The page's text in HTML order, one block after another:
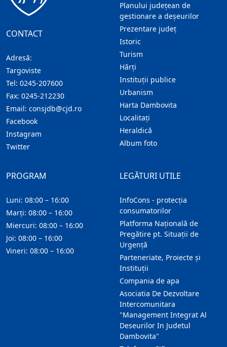
CONTACT
Adresă:
Targoviste
Tel: 0245-207600
Fax: 0245-212230
Email: consjdb@cjd.ro
Facebook
Instagram
Twitter
Planului județean de
gestionare a deșeurilor
Prezentare judeţ
Istoric
Turism
Hărţi
Instituţii publice
Urbanism
Harta Dambovita
Localitaţi
Heraldică
Album foto
LEGĂTURI UTILE
InfoCons - protecția
consumatorilor
Platforma Națională de
Pregătire pt. Situații de
Urgență
Parteneriate, Proiecte și
Instituții
Compania de apa
Asociatia De Dezvoltare
Intercomunitara
"Management Integrat Al
Deseurilor In Judetul
Dambovita"
PROGRAM
Luni: 08:00 – 16:00
Marți: 08:00 – 16:00
Miercuri: 08:00 – 16:00
Joi: 08:00 – 16:00
Vineri: 08:00 – 16:00